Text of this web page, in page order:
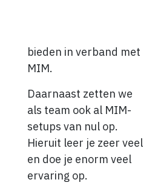
bieden in verband met
MIM.
Daarnaast zetten we
als team ook al MIM-
setups van nul op.
Hieruit leer je zeer veel
en doe je enorm veel
ervaring op.